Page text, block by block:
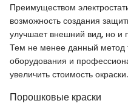
Преимуществом
возможность создания
улучшает внешний вид, но и
Тем не менее данный метод
оборудования и
увеличить стоимость окраски.
Порошковые краски